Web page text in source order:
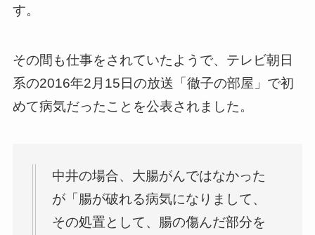
す。
その間も仕事をされていたようで、テレビ朝日
系の2016年2月15日の放送「徹子の部屋」で初
めて病気だったことを公表されました。
中井の場合、大腸がんではなかった
が「腸が破れる病気になりまして、
その処置として、腸の傷んだ部分を